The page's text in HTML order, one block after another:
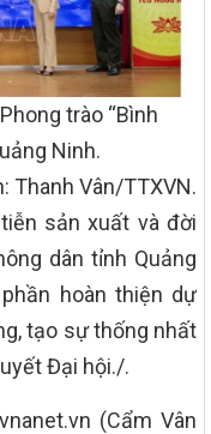
trào “Bình
Ninh.
Thanh Vân/TTXVN.
sản xuất và đời
dân tỉnh Quảng
hoàn thiện dự
tạo sự thống nhất
Đại hội./.
(Cẩm Vân